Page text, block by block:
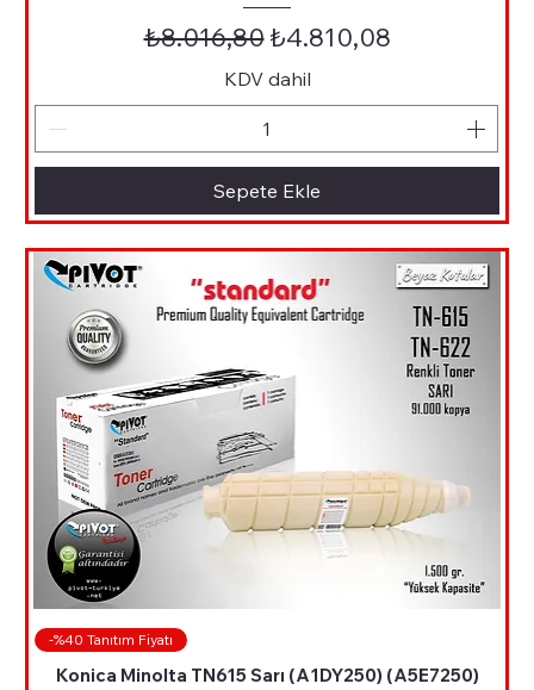
Normal Fiyat
₺8.016,80İndirimli Fiyat
₺4.810,08
KDV dahil
Sepete Ekle
-%40 Tanıtım Fiyatı
Konica Minolta TN615 Sarı (A1DY250) (A5E7250)